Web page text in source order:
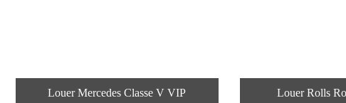
Louer Mercedes Classe V VIP Louer Rolls